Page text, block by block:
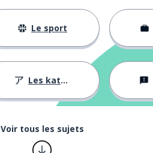
Le sport
Les katakanas
Voir tous les sujets